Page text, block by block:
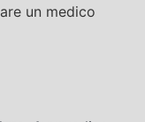
un medico